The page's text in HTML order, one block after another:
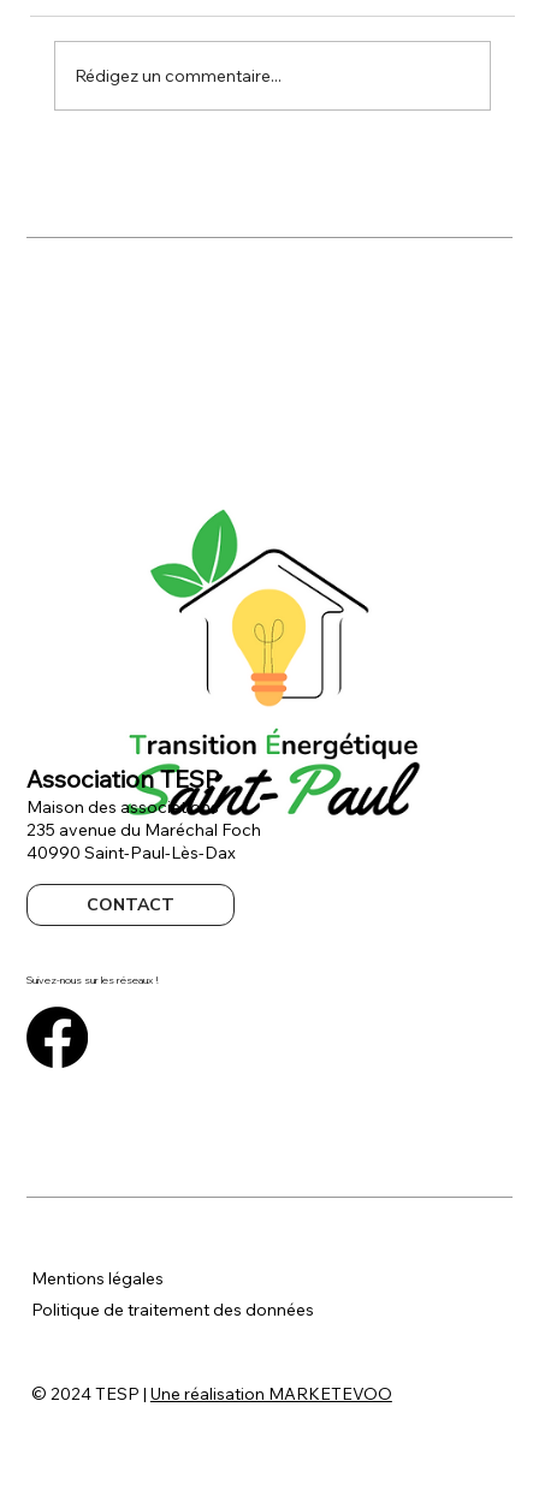
Rédigez un commentaire...
Association TESP
Maison des associations
235 avenue du Maréchal Foch
40990 Saint-Paul-Lès-Dax
CONTACT
Suivez-nous sur les réseaux !
Mentions légales
Politique de traitement des données
© 2024 TESP | Une réalisation MARKETEVOO